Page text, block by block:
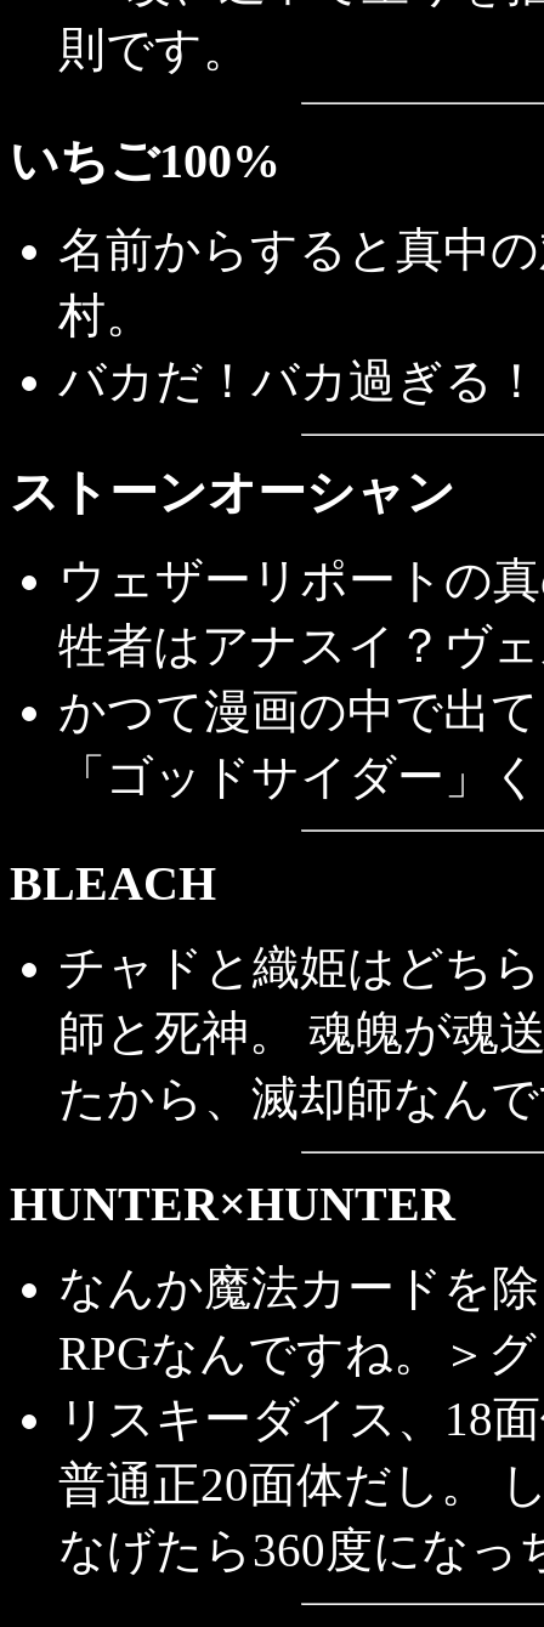
則です。
いちご100%
名前からすると真中
村。
バカだ！バカ過ぎる
ストーンオーシャン
ウェザーリポートの
牲者はアナスイ？ヴ
かつて漫画の中で出
「ゴッドサイダー」
BLEACH
チャドと織姫はどち
師と死神。 魂魄が魂
たから、滅却師なん
HUNTER×HUNTER
なんか魔法カードを
RPGなんですね。＞
リスキーダイス、18
普通正20面体だし。
なげたら360度になっ